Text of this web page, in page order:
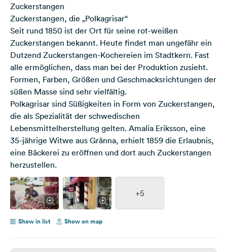
Zuckerstangen
Zuckerstangen, die „Polkagrisar“
Seit rund 1850 ist der Ort für seine rot-weißen
Zuckerstangen bekannt. Heute findet man ungefähr ein
Dutzend Zuckerstangen-Kochereien im Stadtkern. Fast
alle ermöglichen, dass man bei der Produktion zusieht.
Formen, Farben, Größen und Geschmacksrichtungen der
süßen Masse sind sehr vielfältig.
Polkagrisar sind Süßigkeiten in Form von Zuckerstangen,
die als Spezialität der schwedischen
Lebensmittelherstellung gelten. Amalia Eriksson, eine
35-jährige Witwe aus Gränna, erhielt 1859 die Erlaubnis,
eine Bäckerei zu eröffnen und dort auch Zuckerstangen
herzustellen.
+5
Show in list Show on map